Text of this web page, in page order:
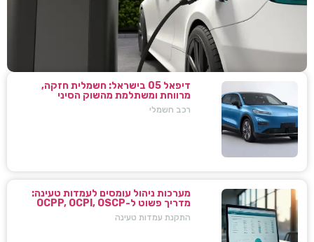
דיפאל 05 בישראל: חשמלית חזקה,
מרווחת ומשתלמת מהשוק הסיני
רכב חשמלי
מערכות ניהול עומסים לעמדות טעינה:
מדריך פשוט ל-OCPP, OCPI, OSCP
התקנת עמדות טעינה